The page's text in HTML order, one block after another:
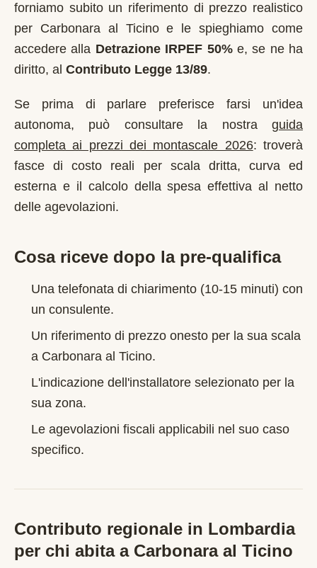
forniamo subito un riferimento di prezzo realistico
per Carbonara al Ticinoe le spieghiamo come
accedere alla Detrazione IRPEF 50%e, se ne ha
diritto, al Contributo Legge 13/89.
Se prima di parlare preferisce farsi un'idea
autonoma, può consultare la nostra
guida
completa ai prezzi dei montascale 2026: troverà
fasce di costo reali per scala dritta, curva ed
esterna e il calcolo della spesa effettiva al netto
delle agevolazioni.
Cosa riceve dopo la pre-qualifica
Una telefonata di chiarimento (10-15 minuti) con
un consulente.
Un riferimento di prezzo onesto per la sua scala
a Carbonara al Ticino.
L'indicazione dell'installatore selezionato per la
sua zona.
Le agevolazioni fiscali applicabili nel suo caso
specifico.
Contributo regionale in Lombardia
per chi abita a Carbonara al Ticino